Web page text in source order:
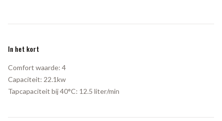
In het kort
Comfort waarde: 4
Capaciteit: 22.1kw
Tapcapaciteit bij 40°C: 12.5 liter/min